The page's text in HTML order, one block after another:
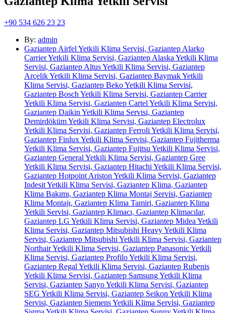
+90 534 626 23 23
By: admin
Gaziantep Airfel Yetkili Klima Servisi, Gaziantep Alarko
Carrier Yetkili Klima Servisi, Gaziantep Alaska Yetkili Klima
Servisi, Gaziantep Altus Yetkili Klima Servisi, Gaziantep
Arçelik Yetkili Klima Servisi, Gaziantep Baymak Yetkili
Klima Servisi, Gaziantep Beko Yetkili Klima Servisi,
Gaziantep Bosch Yetkili Klima Servisi, Gaziantep Carrier
Yetkili Klima Servisi, Gaziantep Cartel Yetkili Klima Servisi,
Gaziantep Daikin Yetkili Klima Servisi, Gaziantep
Demirdöküm Yetkili Klima Servisi, Gaziantep Electrolux
Yetkili Klima Servisi, Gaziantep Ferroli Yetkili Klima Servisi,
Gaziantep Finlux Yetkili Klima Servisi, Gaziantep Fujitherma
Yetkili Klima Servisi, Gaziantep Fujitsu Yetkili Klima Servisi,
Gaziantep General Yetkili Klima Servisi, Gaziantep Gree
Yetkili Klima Servisi, Gaziantep Hitachi Yetkili Klima Servisi,
Gaziantep Hotpoint Ariston Yetkili Klima Servisi, Gaziantep
Indesit Yetkili Klima Servisi, Gaziantep Klima, Gaziantep
Klima Bakımı, Gaziantep Klima Montaj Servisi, Gaziantep
Klima Montajı, Gaziantep Klima Tamiri, Gaziantep Klima
Yetkili Servisi, Gaziantep Klimacı, Gaziantep Klimacılar,
Gaziantep LG Yetkili Klima Servisi, Gaziantep Midea Yetkili
Klima Servisi, Gaziantep Mitsubishi Heavy Yetkili Klima
Servisi, Gaziantep Mitsubishi Yetkili Klima Servisi, Gaziantep
Northair Yetkili Klima Servisi, Gaziantep Panasonic Yetkili
Klima Servisi, Gaziantep Profilo Yetkili Klima Servisi,
Gaziantep Regal Yetkili Klima Servisi, Gaziantep Rubenis
Yetkili Klima Servisi, Gaziantep Samsung Yetkili Klima
Servisi, Gaziantep Sanyo Yetkili Klima Servisi, Gaziantep
SEG Yetkili Klima Servisi, Gaziantep Seikon Yetkili Klima
Servisi, Gaziantep Siemens Yetkili Klima Servisi, Gaziantep